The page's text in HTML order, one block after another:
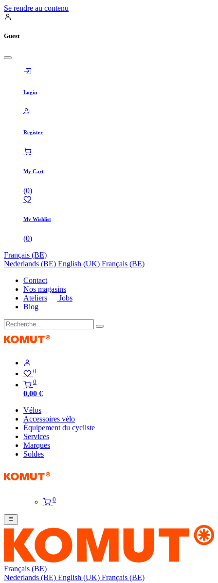
Se rendre au contenu
Guest
Login
Register
My Cart
(0)
My Wishlist
(0)
Français (BE)
Nederlands (BE) English (UK) Français (BE)
Contact
Nos magasins
Ateliers
Jobs
Blog
0
0
0,00 €
Vélos
Accessoires vélo
Équipement du cycliste
Services
Marques
Soldes
0
Français (BE)
Nederlands (BE) English (UK) Français (BE)